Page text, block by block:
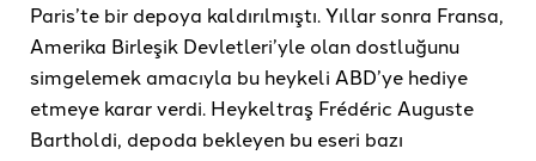
Paris’te bir depoya kaldırılmıştı. Yıllar sonra Fransa,
Amerika Birleşik Devletleri’yle olan dostluğunu
simgelemek amacıyla bu heykeli ABD’ye hediye
etmeye karar verdi. Heykeltraş Frédéric Auguste
Bartholdi, depoda bekleyen bu eseri bazı